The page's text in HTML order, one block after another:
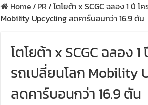
Home/ PR/โตโยต้า x SCGC ฉลอง 1 ปี โ
Mobility Upcycling ลดคาร์บอนกว่า 16.9 ตัน
โตโยต้า x SCGC ฉลอง 1
รถเปลี่ยนโลก Mobility
ลดคาร์บอนกว่า 16.9 ตัน